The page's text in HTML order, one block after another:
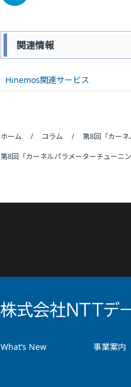
関連情報
Hinemos関連サービス
ホーム コラム
第8回「カーネ
第8回「カーネルパラメーターチューニン
What’s New 事業案内